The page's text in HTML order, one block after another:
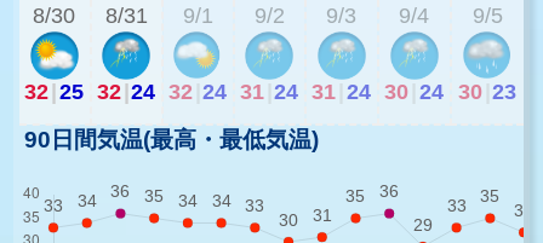
8/30
32|25
8/31
32|24
9/1
32 24
9/2
31 24
9/3
31 24
9/4
30 24
9/5
30 23
90日間気温(最高・最低気温)